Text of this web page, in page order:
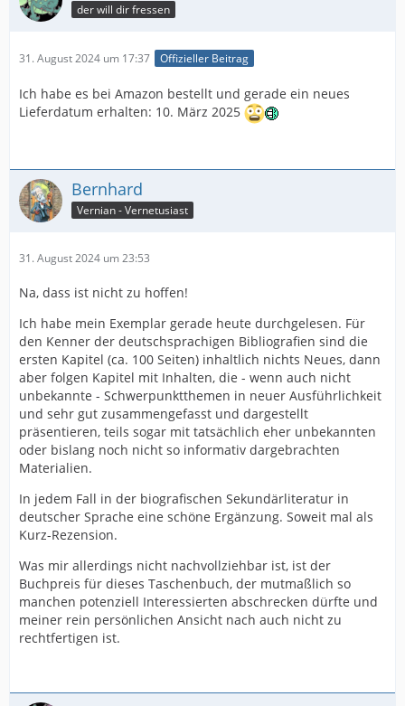
der will dir fressen
31. August 2024 um 17:37 Offizieller Beitrag
Ich habe es bei Amazon bestellt und gerade ein neues
Lieferdatum erhalten: 10. März 2025
Bernhard
Vernian - Vernetusiast
31. August 2024 um 23:53
Na, dass ist nicht zu hoffen!
Ich habe mein Exemplar gerade heute durchgelesen. Für
den Kenner der deutschsprachigen Bibliografien sind die
ersten Kapitel (ca. 100 Seiten) inhaltlich nichts Neues, dann
aber folgen Kapitel mit Inhalten, die - wenn auch nicht
unbekannte - Schwerpunktthemen in neuer Ausführlichkeit
und sehr gut zusammengefasst und dargestellt
präsentieren, teils sogar mit tatsächlich eher unbekannten
oder bislang noch nicht so informativ dargebrachten
Materialien.
In jedem Fall in der biografischen Sekundärliteratur in
deutscher Sprache eine schöne Ergänzung. Soweit mal als
Kurz-Rezension.
Was mir allerdings nicht nachvollziehbar ist, ist der
Buchpreis für dieses Taschenbuch, der mutmaßlich so
manchen potenziell Interessierten abschrecken dürfte und
meiner rein persönlichen Ansicht nach auch nicht zu
rechtfertigen ist.